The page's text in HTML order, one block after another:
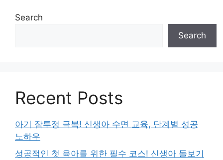
Search
Search
Recent Posts
아기 잠투정 극복! 신생아 수면 교육, 단계별 성공
노하우
성공적인 첫 육아를 위한 필수 코스! 신생아 돌보기